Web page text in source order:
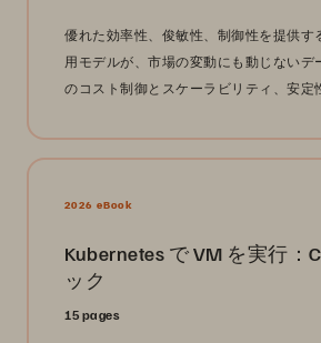
優れた効率性、俊敏性、制御性を提供す
用モデルが、市場の変動にも動じないデ
のコスト制御とスケーラビリティ、安定
2026 eBook
Kubernetes で VM を実行：
ック
15 pages